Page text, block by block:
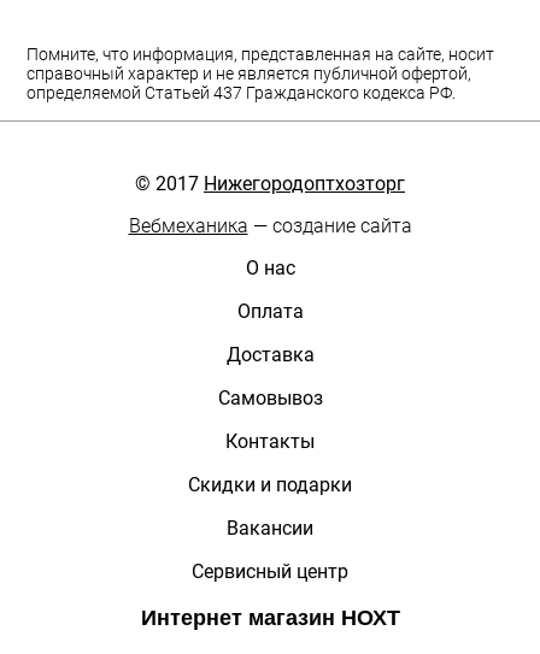
Помните, что информация, представленная на сайте, носит
справочный характер и не является публичной офертой,
определяемой Статьей 437 Гражданского кодекса РФ.
© 2017 Нижегородоптхозторг
Вебмеханика — создание сайта
О нас
Оплата
Доставка
Самовывоз
Контакты
Скидки и подарки
Вакансии
Сервисный центр
Интернет магазин НОХТ